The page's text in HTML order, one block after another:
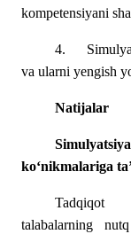
kompetensiyani
4.
va ularni yengish
Natijalar
ko‘nikmalariga
Tadqiqot
talabalarning